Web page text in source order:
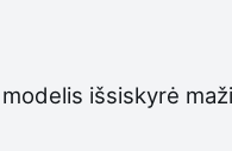
išsiskyrė